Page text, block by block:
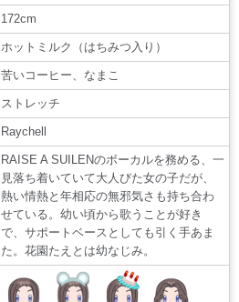
172cm
ホットミルク（はちみつ入り）
苦いコーヒー、なまこ
ストレッチ
Raychell
RAISE A SUILENのボーカルを務める、一
見落ち着いていて大人びた女の子だが、
熱い情熱と年相応の無邪気さも持ち合わ
せている。幼い頃から歌うことが好き
で、サポートベースとしても引く手あま
た。花園たえとは幼なじみ。